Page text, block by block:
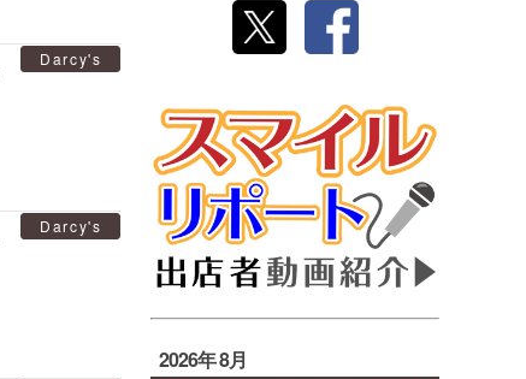
Darcy's
Darcy's
2026年 8月